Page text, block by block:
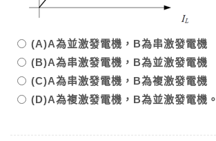
(A)A為並激發電機，B為串激發電機
(B)A為串激發電機，B為並激發電機
(C)A為串激發電機，B為複激發電機
(D)A為複激發電機，B為並激發電機。